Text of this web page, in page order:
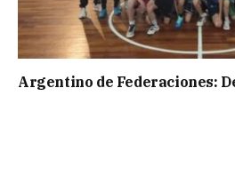
Argentino de Federaciones: